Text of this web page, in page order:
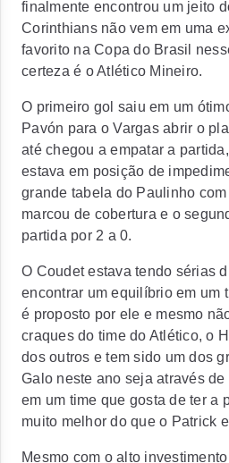
finalmente encontrou um jeito
Corinthians não vem em uma
favorito na Copa do Brasil
certeza é o Atlético Mineiro.
O primeiro gol saiu em um
Pavón para o Vargas abrir o
até chegou a empatar a
estava em posição de
grande tabela do Paulinho
marcou de cobertura e o
partida por 2 a 0.
O Coudet estava tendo sérias
encontrar um equilíbrio em um
é proposto por ele e mesmo
craques do time do Atlético, o
dos outros e tem sido um dos
Galo neste ano seja através
em um time que gosta de ter a
muito melhor do que o Patrick
Mesmo com o alto